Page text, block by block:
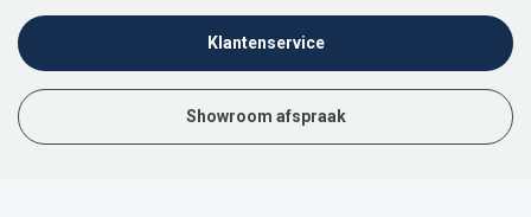
Klantenservice
Showroom afspraak